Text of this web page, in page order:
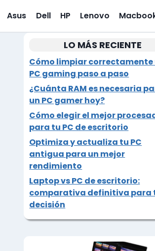
Asus Dell HP Lenovo
LO MÁS RECIENTE
Cómo limpiar correctamente
PC gaming paso a paso
¿Cuánta RAM es necesaria
un PC gamer hoy?
Cómo elegir el mejor
para tu PC de escritorio
Optimiza y actualiza tu PC
antigua para un mejor
rendimiento
Laptop vs PC de escritorio:
comparativa definitiva para
decisión